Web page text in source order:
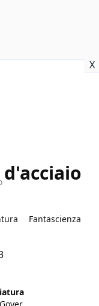
X
Fantascienza